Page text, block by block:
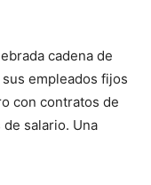
cadena de
empleados fijos
con contratos de
salario. Una